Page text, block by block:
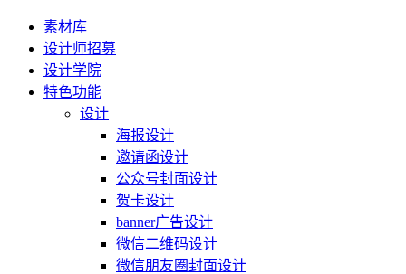
素材库
设计师招募
设计学院
特色功能
设计
海报设计
邀请函设计
公众号封面设计
贺卡设计
banner广告设计
微信二维码设计
微信朋友圈封面设计